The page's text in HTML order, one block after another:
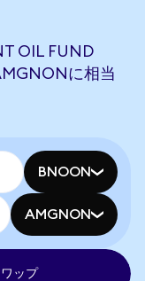
OIL FUND
に相当
BNOON
AMGNON
ップ